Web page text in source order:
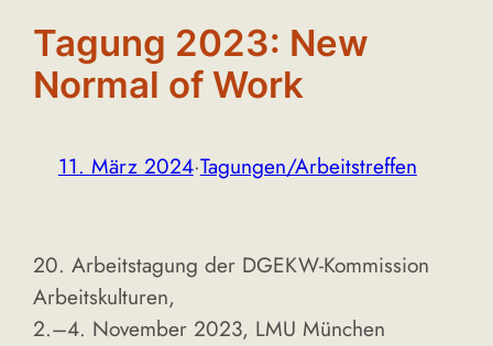
Tagung 2023: New
Normal of Work
11. März 2024·Tagungen/Arbeitstreffen
20. Arbeitstagung der DGEKW-Kommission
Arbeitskulturen,
2.–4. November 2023, LMU München